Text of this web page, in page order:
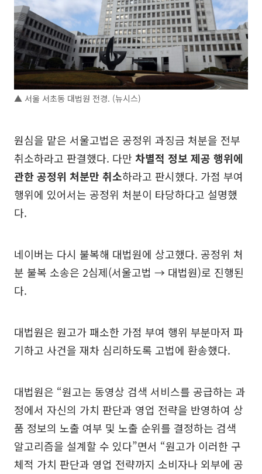
▲ 서울 서초동 대법원 전경. (뉴시스)
원심을 맡은 서울고법은 공정위 과징금 처분을 전부
취소하라고 판결했다. 다만 차별적 정보 제공 행위에
관한 공정위 처분만 취소하라고 판시했다. 가점 부여
행위에 있어서는 공정위 처분이 타당하다고 설명했
다.
네이버는 다시 불복해 대법원에 상고했다. 공정위 처
분 불복 소송은 2심제(서울고법 → 대법원)로 진행된
다.
대법원은 원고가 패소한 가점 부여 행위 부분마저 파
기하고 사건을 재차 심리하도록 고법에 환송했다.
대법원은 “원고는 동영상 검색 서비스를 공급하는 과
정에서 자신의 가치 판단과 영업 전략을 반영하여 상
품 정보의 노출 여부 및 노출 순위를 결정하는 검색
알고리즘을 설계할 수 있다”면서 “원고가 이러한 구
체적 가치 판단과 영업 전략까지 소비자나 외부에 공